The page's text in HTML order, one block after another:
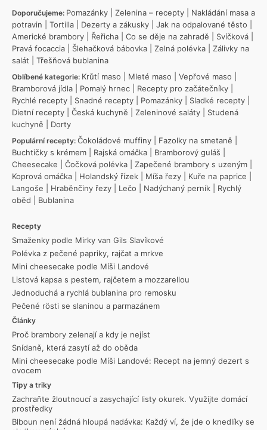
Doporučujeme: Pomazánky Zelenina – recepty
Nakládání masa a
potravin
Tortilla Dezerty a zákusky Jak na odpalované těsto
Americké brambory
Řeřicha Co se děje na zahradě Svíčková
Pravá focaccia
Šlehačková bábovka Zelná polévka
Zálivky na
salát
Třešňová bublanina
Oblíbené kategorie: Krůtí maso Mleté maso Vepřové maso
Bramborová jídla
Pomalý hrnec Recepty pro začátečníky
Rychlé recepty
Snadné recepty Pomazánky Sladké recepty
Dietní recepty
Česká kuchyně Zeleninové saláty
Studená
kuchyně
Dorty
Populární recepty: Čokoládové muffiny Fazolky na smetaně
Buchtičky s krémem
Rajská omáčka Bramborový guláš
Cheesecake
Čočková polévka Zapečené brambory s uzeným
Koprová omáčka
Holandský řízek Míša řezy Kuře na paprice
Langoše
Hraběnčiny řezy Lečo Nadýchaný perník
Rychlý
oběd
Bublanina
Recepty
Smaženky podle Mirky van Gils Slavíkové
Polévka z pečené papriky, rajčat a mrkve
Mini cheesecake podle Míši Landové
Listová kapsa s pestem, rajčetem a mozzarellou
Jednoduchá a rychlá bublanina pro remosku
Pečené rösti se slaninou a parmazánem
Články
Proč brambory zelenají a kdy je nejíst
Snídaně, která zasytí až do oběda
Mini cheesecake podle Míši Landové: Recept na jemný dezert s
ovocem
Tipy a triky
Zachraňte žloutnoucí a zasychající listy okurek. Využijte domácí
prostředky
Blboun není žádná hloupá nadávka: Každý ví, že jde o knedlíky se